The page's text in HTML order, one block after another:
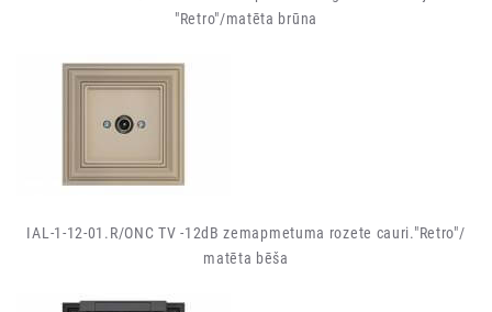
"Retro"/matēta brūna
IAL-1-12-01.R/ONC TV -12dB zemapmetuma rozete cauri."Retro"/
matēta bēša